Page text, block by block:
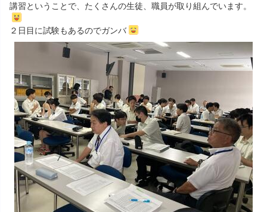
講習ということで、たくさんの生徒、職員が取り組んでいます。
２日目に試験もあるのでガンバ